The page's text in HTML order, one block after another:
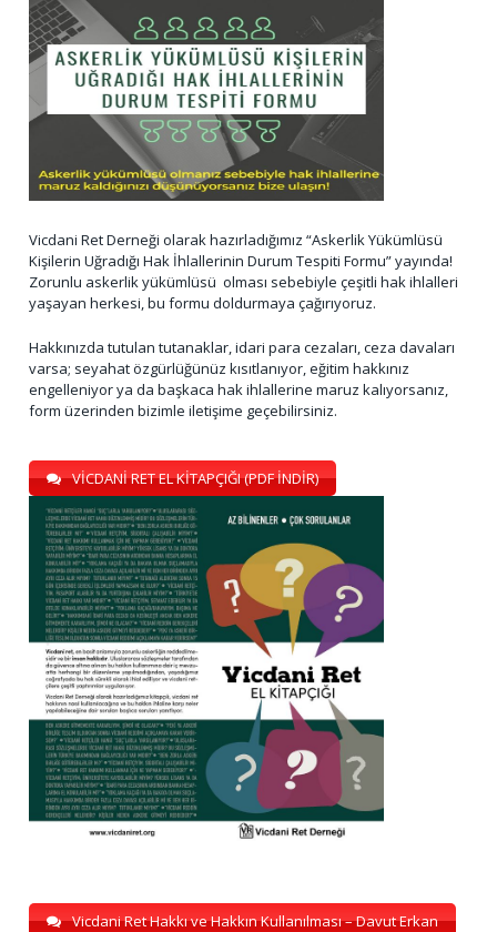
Vicdani Ret Derneği olarak hazırladığımız “Askerlik Yükümlüsü
Kişilerin Uğradığı Hak İhlallerinin Durum Tespiti Formu” yayında!
Zorunlu askerlik yükümlüsü olması sebebiyle çeşitli hak ihlalleri
yaşayan herkesi, bu formu doldurmaya çağırıyoruz.
Hakkınızda tutulan tutanaklar, idari para cezaları, ceza davaları
varsa; seyahat özgürlüğünüz kısıtlanıyor, eğitim hakkınız
engelleniyor ya da başkaca hak ihlallerine maruz kalıyorsanız,
form üzerinden bizimle iletişime geçebilirsiniz.
VİCDANİ RET EL KİTAPÇIĞI (PDF İNDİR)
Vicdani Ret Hakkı ve Hakkın Kullanılması – Davut Erkan